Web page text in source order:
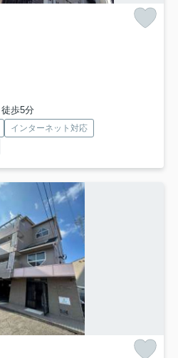
歩5分
インターネット対応